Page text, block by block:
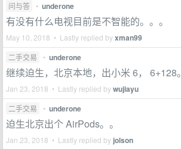
问与答 • underone
有没有什么电视目前是不智能的。。。
May 10, 2018 • Lastly replied byxman99
二手交易 • underone
继续迫生，北京本地，出小米 6， 6+128。
Jan 23, 2018 • Lastly replied bywujiayu
二手交易 • underone
迫生北京出个 AirPods。。
Jan 23, 2018 • Lastly replied by jolson